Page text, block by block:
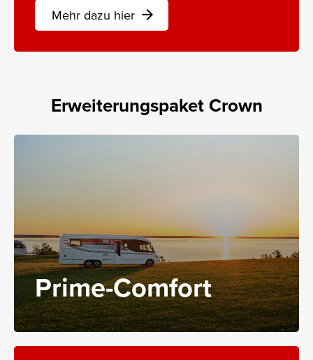
Mehr dazu hier arrow_forward
Erweiterungspaket Crown
Prime-Comfort